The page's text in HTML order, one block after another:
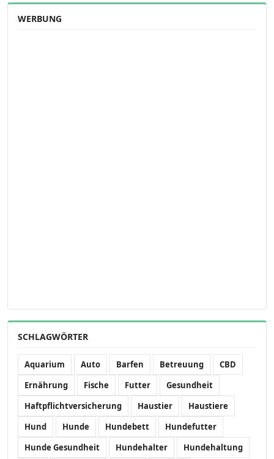
WERBUNG
SCHLAGWÖRTER
Aquarium Auto Barfen Betreuung
CBD
Ernährung
Fische Futter
Gesundheit
Haftpflichtversicherung
Haustier
Haustiere
Hund
Hunde Hundebett
Hundefutter
Hunde Gesundheit
Hundehalter
Hundehaltung